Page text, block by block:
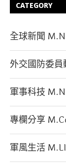
CATEGORY
全球新聞
外交國防委
軍事科技
專欄分享
軍風生活